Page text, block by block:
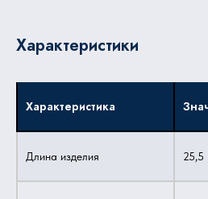
Характеристики
Характеристика
Длина изделия 25,5